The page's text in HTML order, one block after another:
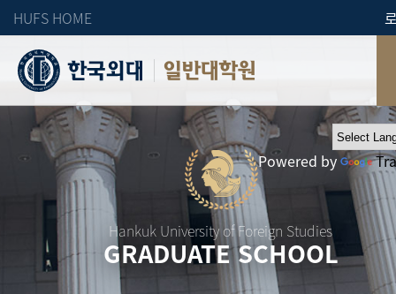
HUFS HOME
일반대학원
Hankuk University of Foreign Studies
GRADUATE SCHOOL
Powered by